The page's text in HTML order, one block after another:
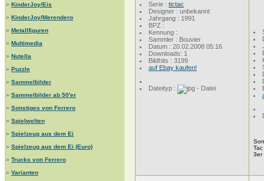
» KinderJoy/Eis
» KinderJoy/Merendero
» Metallfiguren
» Multimedia
» Nutella
» Puzzle
» Sammelbilder
» Sammelbilder ab 50'er
» Sonstiges von Ferrero
» Spielwelten
» Spielzeug aus dem Ei
» Spielzeug aus dem Ei (Euro)
» Trucks von Ferrero
» Varianten
Serie : tictac
Designer : unbekannt
Jahrgang : 1991
BPZ :
Kennung :
Sammler : Bouvier
Datum : 20.02.2008 05:16
Downloads: 1
Bildhits : 3199
auf Ebay kaufen!
Dateityp :
3er